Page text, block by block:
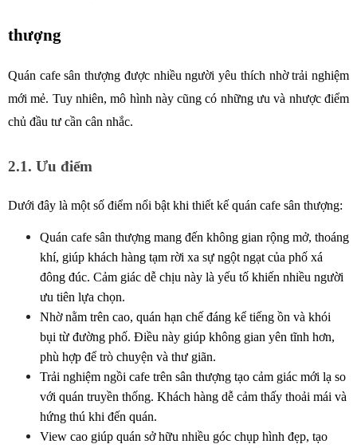
thượng
Quán cafe sân thượng được nhiều người yêu thích nhờ trải nghiệm
mới mẻ. Tuy nhiên, mô hình này cũng có những ưu và nhược điểm
chủ đầu tư cần cân nhắc.
2.1. Ưu điểm
Dưới đây là một số điểm nổi bật khi thiết kế quán cafe sân thượng:
Quán cafe sân thượng mang đến không gian rộng mở, thoáng
khí, giúp khách hàng tạm rời xa sự ngột ngạt của phố xá
đông đúc. Cảm giác dễ chịu này là yếu tố khiến nhiều người
ưu tiên lựa chọn.
Nhờ nằm trên cao, quán hạn chế đáng kể tiếng ồn và khói
bụi từ đường phố. Điều này giúp không gian yên tĩnh hơn,
phù hợp để trò chuyện và thư giãn.
Trải nghiệm ngồi cafe trên sân thượng tạo cảm giác mới lạ so
với quán truyền thống. Khách hàng dễ cảm thấy thoải mái và
hứng thú khi đến quán.
View cao giúp quán sở hữu nhiều góc chụp hình đẹp, tạo